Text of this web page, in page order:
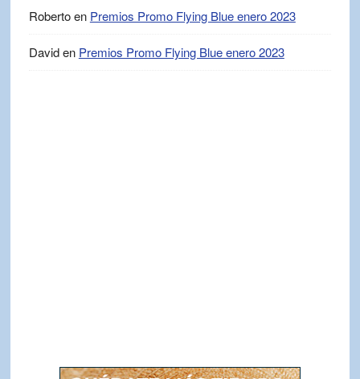
Robertoen Premios Promo Flying Blue enero 2023
Daviden Premios Promo Flying Blue enero 2023